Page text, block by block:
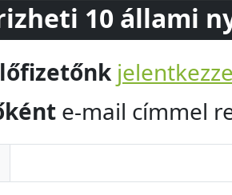
10 állami
e-mail címmel